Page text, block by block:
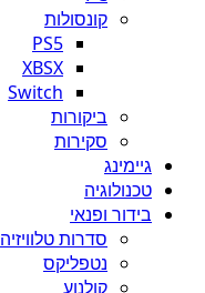
קונסולות
PS5
XBSX
Switch
ביקורות
סקירות
גיימינג
טכנולוגיה
בידור ופנאי
סדרות טלוויזיה
נטפליקס
קולנוע